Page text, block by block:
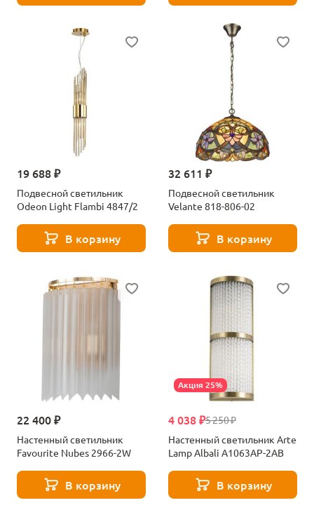
19 688 ₽
Подвесной светильник
Odeon Light Flambi 4847/2
В корзину
32 611 ₽
Подвесной светильник
Velante 818-806-02
В корзину
22 400 ₽
Настенный светильник
Favourite Nubes 2966-2W
В корзину
Акция 25%
5 250 ₽
4 038 ₽
Настенный светильник Arte
Lamp Albali A1063AP-2AB
В корзину